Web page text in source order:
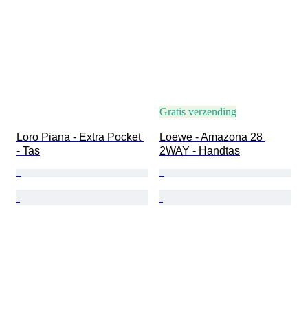
Loro Piana - Extra Pocket
- Tas
Gratis verzending
Loewe - Amazona 28
2WAY - Handtas